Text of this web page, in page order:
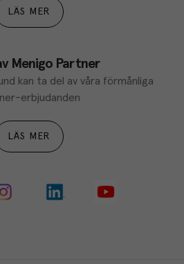
LÄS MER
Menigo Partner
kan ta del av våra förmånliga
erbjudanden
LÄS MER